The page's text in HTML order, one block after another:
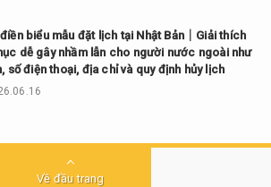
biểu mẫu đặt lịch tại Nhật Bản｜Giải thích
dễ gây nhầm lẫn cho người nước ngoài như
số điện thoại, địa chỉ và quy định hủy lịch
Về đầu trang